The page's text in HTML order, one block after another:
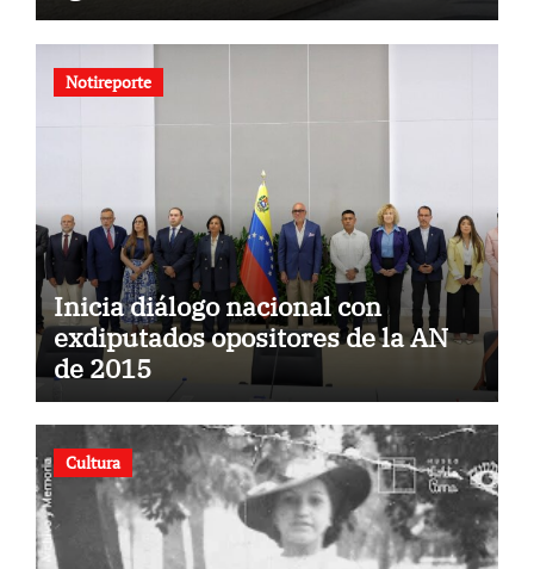
Notireporte
Inicia diálogo nacional con
exdiputados opositores de la AN
de 2015
Cultura